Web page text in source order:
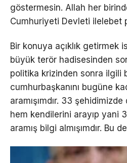
göstermesin. Allah her
Cumhuriyeti Devleti ilelebet
Bir konuya açıklık getirmek
büyük terör hadisesinden
politika krizinden sonra ilgili
cumhurbaşkanını bugüne
aramışımdır. 33
hem kendilerini arayıp yani
aramış bilgi almışımdır. Bu